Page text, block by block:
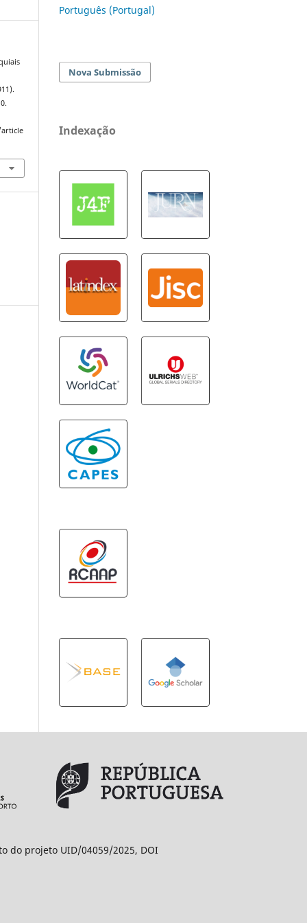
Português (Portugal)
Nova Submissão
Indexação
do projeto UID/04059/2025, DOI